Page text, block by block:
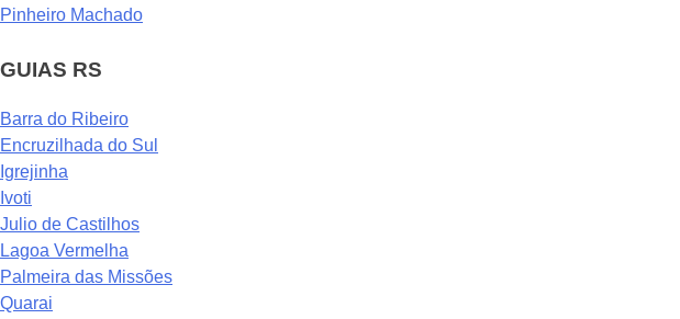
Pinheiro Machado
GUIAS RS
Barra do Ribeiro
Encruzilhada do Sul
Igrejinha
Ivoti
Julio de Castilhos
Lagoa Vermelha
Palmeira das Missões
Quarai